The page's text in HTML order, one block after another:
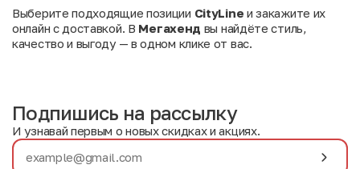
Выберите подходящие позиции CityLine и закажите их
онлайн с доставкой. В Мегахенд вы найдёте стиль,
качество и выгоду — в одном клике от вас.
Подпишись на рассылку
И узнавай первым о новых скидках и акциях.